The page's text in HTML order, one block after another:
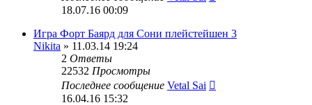
18.07.16 00:09
Игра Форт Баярд для Сони плейстейшен 3
Nikita » 11.03.14 19:24
2 Ответы
22532 Просмотры
Последнее сообщение Vetal Sai
16.04.16 15:32